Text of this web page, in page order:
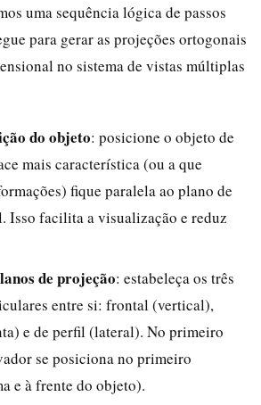
uma sequência lógica de passos
para gerar as projeções ortogonais
no sistema de vistas múltiplas
do objeto: posicione o objeto de
mais característica (ou a que
fique paralela ao plano de
Isso facilita a visualização e reduz
de projeção: estabeleça os três
entre si: frontal (vertical),
e de perfil (lateral). No primeiro
se posiciona no primeiro
e à frente do objeto).